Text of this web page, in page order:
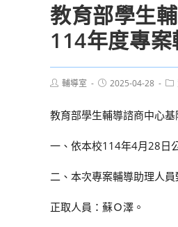
教育部學生
114年度專
Post輔導室
Post2025-04-28
教育部學生輔導諮商中心
一、依本校114年4月28日
二、本次專案輔導助理人員
正取人員：蘇Ｏ澤。